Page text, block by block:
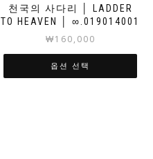
천국의 사다리 │ LADDER
TO HEAVEN │ ∞.019014001
₩160,000
옵션 선택